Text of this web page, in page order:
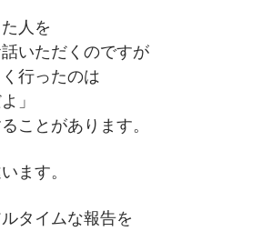
人を
いただくのですが
行ったのは
」
ことがあります。
ます。
タイムな報告を